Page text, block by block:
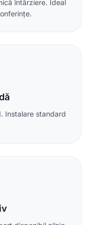
întârziere. Ideal
Instalare standard